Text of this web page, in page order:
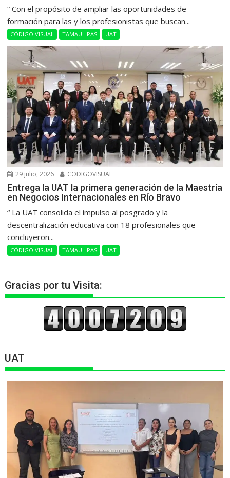
“ Con el propósito de ampliar las oportunidades de
formación para las y los profesionistas que buscan...
CÓDIGO VISUAL TAMAULIPAS UAT
29 julio, 2026 CODIGOVISUAL
Entrega la UAT la primera generación de la Maestría
en Negocios Internacionales en Río Bravo
“ La UAT consolida el impulso al posgrado y la
descentralización educativa con 18 profesionales que
concluyeron...
CÓDIGO VISUAL TAMAULIPAS UAT
Gracias por tu Visita:
UAT